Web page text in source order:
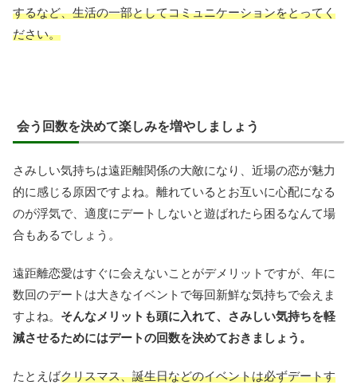
するなど、生活の一部としてコミュニケーションをとってく
ださい。
会う回数を決めて楽しみを増やしましょう
さみしい気持ちは遠距離関係の大敵になり、近場の恋が魅力
的に感じる原因ですよね。離れているとお互いに心配になる
のが浮気で、適度にデートしないと遊ばれたら困るなんて場
合もあるでしょう。
遠距離恋愛はすぐに会えないことがデメリットですが、年に
数回のデートは大きなイベントで毎回新鮮な気持ちで会えま
すよね。 そんなメリットも頭に入れて、さみしい気持ちを軽
減させるためにはデートの回数を決めておきましょう。
たとえばクリスマス、誕生日などのイベントは必ずデートす